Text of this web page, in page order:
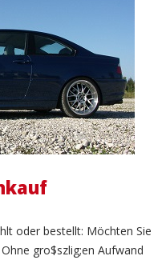
oder bestellt: Möchten Sie
gro$szlig;en Aufwand